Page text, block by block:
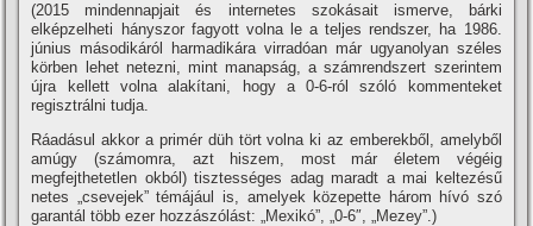
(2015 mindennapjait és internetes szokásait ismerve, bárki
elképzelheti hányszor fagyott volna le a teljes rendszer, ha 1986.
június másodikáról harmadikára virradóan már ugyanolyan széles
körben lehet netezni, mint manapság, a számrendszert szerintem
újra kellett volna alakí­tani, hogy a 0-6-ról szóló kommenteket
regisztrálni tudja.
Ráadásul akkor a primér düh tört volna ki az emberekből, amelyből
amúgy (számomra, azt hiszem, most már életem végéig
megfejthetetlen okból) tisztességes adag maradt a mai keltezésű
netes „csevejek” témájául is, amelyek közepette három hí­vó szó
garantál több ezer hozzászólást: „Mexikó”, „0-6″, „Mezey”.)